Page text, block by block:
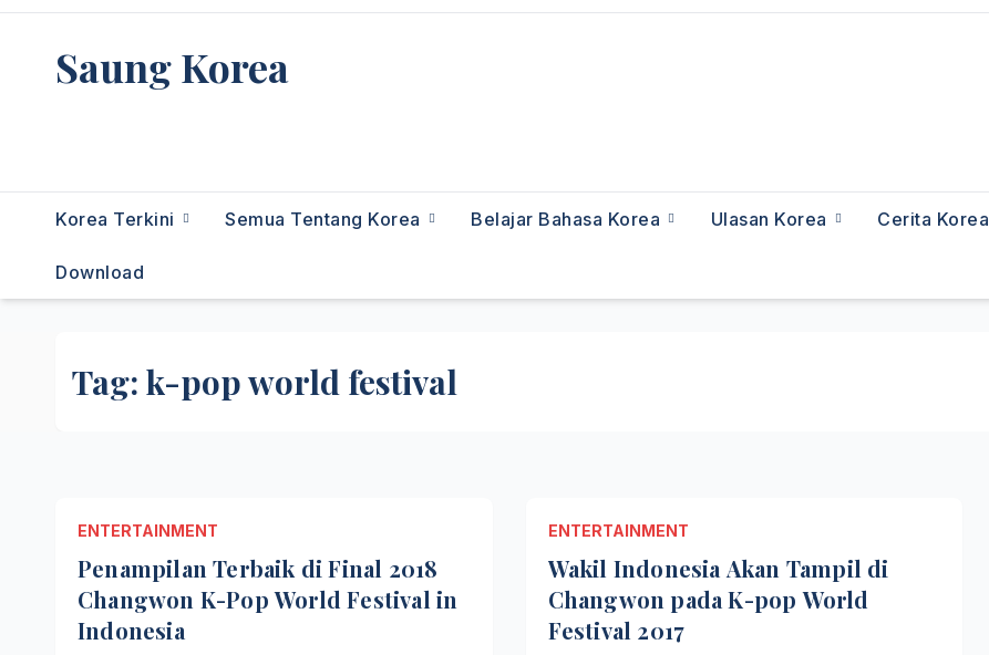
Skip
contentSaung Korea
Korea Terkini Semua Tentang Korea Belajar Bahasa Korea Ulasan Korea Cerita Korea
Download
Tag: k-pop world festival
ENTERTAINMENT
Penampilan Terbaik di Final 2018
Changwon K-Pop World Festival in
Indonesia
ENTERTAINMENT
Wakil Indonesia Akan Tampil di
Changwon pada K-pop World
Festival 2017